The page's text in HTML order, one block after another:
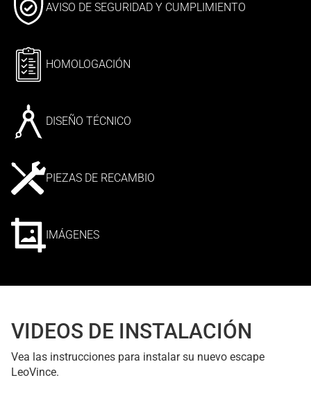
AVISO DE SEGURIDAD Y CUMPLIMIENTO
HOMOLOGACIÓN
DISEÑO TÉCNICO
PIEZAS DE RECAMBIO
IMÁGENES
VIDEOS DE INSTALACIÓN
Vea las instrucciones para instalar su nuevo escape
LeoVince.